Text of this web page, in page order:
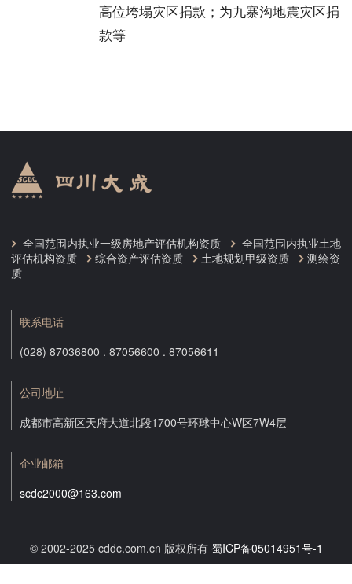
高位垮塌灾区捐款；为九寨沟地震灾区捐
款等
全国范围内执业一级房地产评估机构资质
全国范围内执业土地
评估机构资质
综合资产评估资质 土地规划甲级资质
测绘资
质
联系电话
(028) 87036800 . 87056600 . 87056611
公司地址
成都市高新区天府大道北段1700号环球中心W区7W4层
企业邮箱
scdc2000@163.com
© 2002-2025 cddc.com.cn 版权所有 蜀ICP备05014951号-1